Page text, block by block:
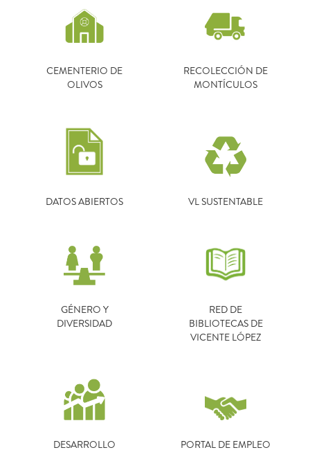
CEMENTERIO DE
OLIVOS
RECOLECCIÓN DE
MONTÍCULOS
DATOS ABIERTOS VL SUSTENTABLE
GÉNERO Y
DIVERSIDAD
RED DE
BIBLIOTECAS DE
VICENTE LÓPEZ
DESARROLLO PORTAL DE EMPLEO